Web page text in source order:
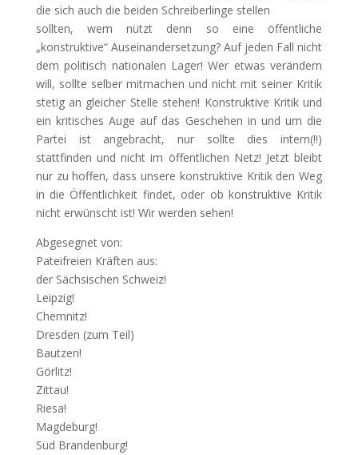
die sich auch die beiden Schreiberlinge stellen
sollten, wem nützt denn so eine öffentliche
„konstruktive“ Auseinandersetzung? Auf jeden Fall nicht
dem politisch nationalen Lager! Wer etwas verändern
will, sollte selber mitmachen und nicht mit seiner Kritik
stetig an gleicher Stelle stehen! Konstruktive Kritik und
ein kritisches Auge auf das Geschehen in und um die
Partei ist angebracht, nur sollte dies intern(!!)
stattfinden und nicht im öffentlichen Netz! Jetzt bleibt
nur zu hoffen, dass unsere konstruktive Kritik den Weg
in die Öffentlichkeit findet, oder ob konstruktive Kritik
nicht erwünscht ist! Wir werden sehen!
Abgesegnet von:
Pateifreien Kräften aus:
der Sächsischen Schweiz!
Leipzig!
Chemnitz!
Dresden (zum Teil)
Bautzen!
Görlitz!
Zittau!
Riesa!
Magdeburg!
Süd Brandenburg!